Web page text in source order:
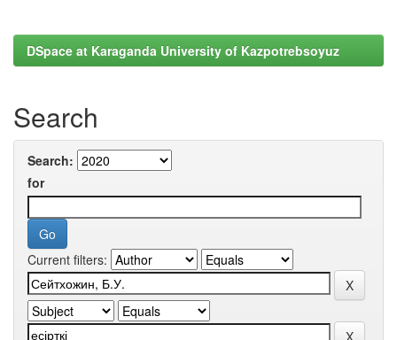
DSpace at Karaganda University of Kazpotrebsoyuz
Search
Search:
for
Current filters: